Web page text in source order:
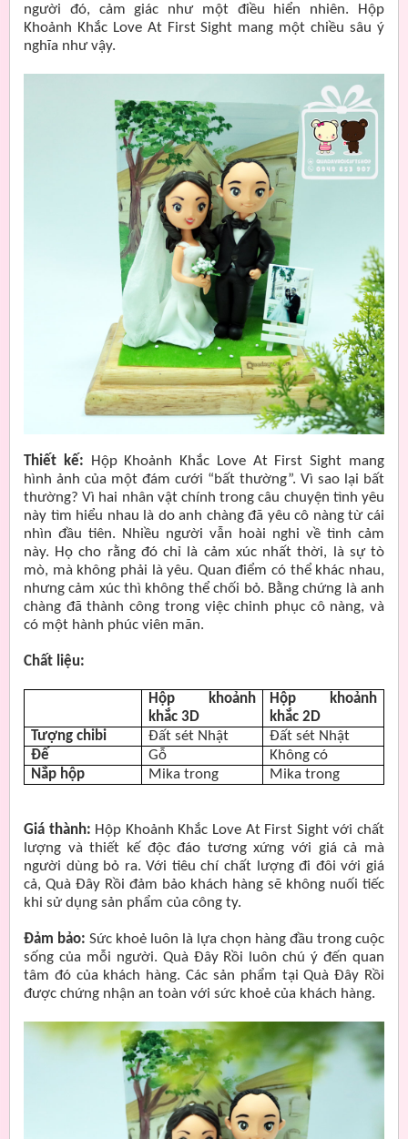
người đó, cảm giác như một điều hiển nhiên. Hộp
Khoảnh Khắc Love At First Sight mang một chiều sâu ý
nghĩa như vậy.
Thiết kế:
Hộp Khoảnh Khắc Love At First Sight mang
hình ảnh của một đám cưới “bất thường”. Vì sao lại bất
thường? Vì hai nhân vật chính trong câu chuyện tình yêu
này tìm hiểu nhau là do anh chàng đã yêu cô nàng từ cái
nhìn đầu tiên. Nhiều người vẫn hoài nghi về tình cảm
này. Họ cho rằng đó chỉ là cảm xúc nhất thời, là sự tò
mò, mà không phải là yêu. Quan điểm có thể khác nhau,
nhưng cảm xúc thì không thể chối bỏ. Bằng chứng là anh
chàng đã thành công trong việc chinh phục cô nàng, và
có một hành phúc viên mãn.
Chất liệu:
Hộp khoảnh
khắc 3D
Hộp khoảnh
khắc 2D
Tượng chibi
Đất sét Nhật
Đất sét Nhật
Đế
Gỗ
Không có
Nắp hộp
Mika trong Mika trong
Giá thành: Hộp Khoảnh Khắc Love At First Sight với chất
lượng và thiết kế độc đáo tương xứng với giá cả mà
người dùng bỏ ra. Với tiêu chí chất lượng đi đôi với giá
cả, Quà Đây Rồi đảm bảo khách hàng sẽ không nuối tiếc
khi sử dụng sản phẩm của công ty.
Đảm bảo: Sức khoẻ luôn là lựa chọn hàng đầu trong cuộc
sống của mỗi người. Quà Đây Rồi luôn chú ý đến quan
tâm đó của khách hàng. Các sản phẩm tại Quà Đây Rồi
được chứng nhận an toàn với sức khoẻ của khách hàng.